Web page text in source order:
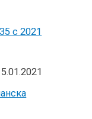
с 2021